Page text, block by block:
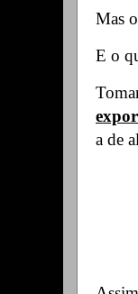
Mas
E o
a de